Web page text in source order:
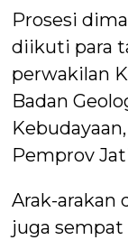
Prosesi
diikuti para
perwakilan
Badan
Pemprov
Arak-arakan
juga